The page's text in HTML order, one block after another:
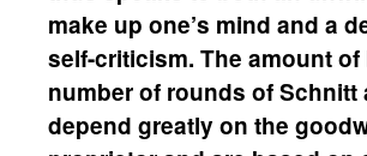
make up one’s mind and a
self-criticism. The amount of
number of rounds of Schnitt
depend greatly on the